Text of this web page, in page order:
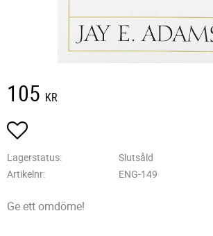
105 KR
Lägg till i favoriter
Lagerstatus
Slutsåld
Artikelnr
ENG-149
Ge ett omdöme!